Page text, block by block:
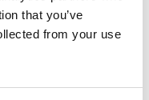
that you’ve
from your use